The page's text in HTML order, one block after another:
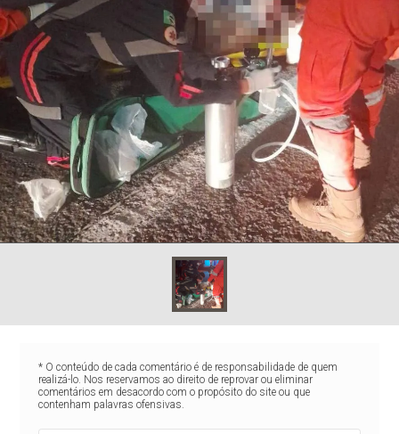
* O conteúdo de cada comentário é de responsabilidade de quem
realizá-lo. Nos reservamos ao direito de reprovar ou eliminar
comentários em desacordo com o propósito do site ou que
contenham palavras ofensivas.